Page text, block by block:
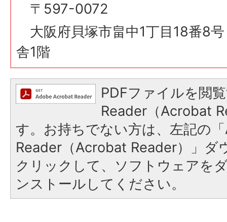
〒597-0072
大阪府貝塚市畠中1丁目18番8
舎1階
PDFファイルを閲
Reader（Acrobat
す。お持ちでない方は、左記の
Reader（Acrobat Reader）」ダ
クリックして、ソフトウェアを
ンストールしてください。